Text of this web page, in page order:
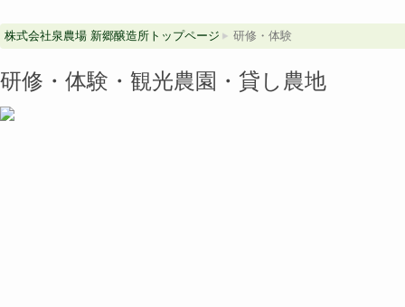
株式会社泉農場 新郷醸造所トップページ 研修・体験
研修・体験・観光農園・貸し農地